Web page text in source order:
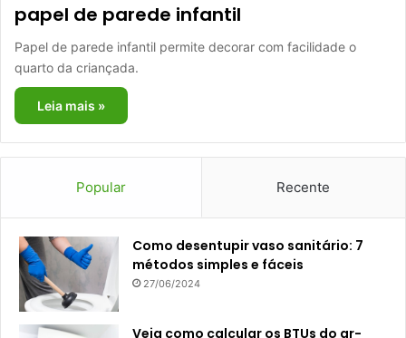
papel de parede infantil
Papel de parede infantil permite decorar com facilidade o
quarto da criançada.
Leia mais »
Popular Recente
Como desentupir vaso sanitário: 7
métodos simples e fáceis
27/06/2024
Veja como calcular os BTUs do ar-